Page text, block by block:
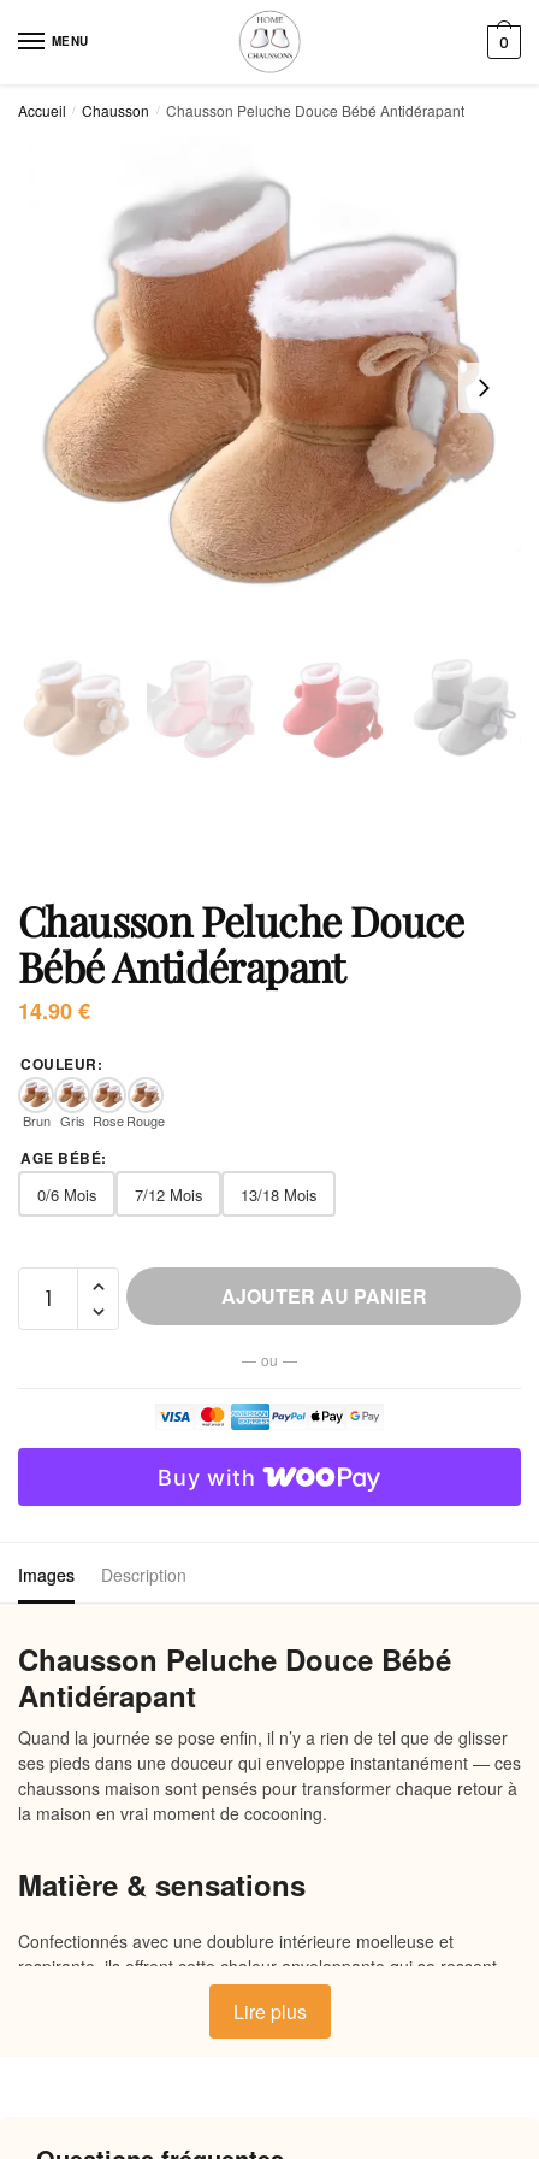
MENU 0
Accueil / Chausson / Chausson Peluche Douce Bébé Antidérapant
Chausson Peluche Douce
Bébé Antidérapant
14.90€
COULEUR:
Brun Gris RoseRouge
AGE BÉBÉ:
0/6 Mois 7/12 Mois 13/18 Mois
Chausson
Antidérapant
AJOUTER AU PANIER
— ou —
Buy with
Images Description
Chausson Peluche Douce Bébé
Antidérapant
Quand la journée se pose enfin, il n’y a rien de tel que de glisser
ses pieds dans une douceur qui enveloppe instantanément — ces
chaussons maison sont pensés pour transformer chaque retour à
la maison en vrai moment de cocooning.
Matière & sensations
Confectionnés avec une doublure intérieure moelleuse et
respirante, ils offrent cette chaleur enveloppante qui se ressent
dès le premier contact. L’extérieur souple s’adapte naturellement
à la forme du pied, tandis que la semelle antidérapante assure
une tenue sûre sur tous les sols. Chaque détail est pensé pour
Lire plus